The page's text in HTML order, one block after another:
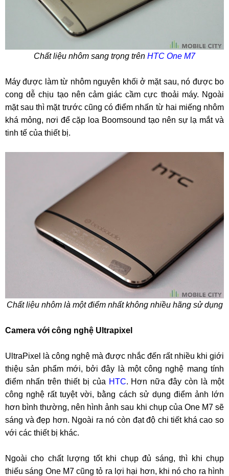
Chất liệu nhôm sang trọng trên HTC One M7
Máy được làm từ nhôm nguyên khối ở mặt sau, nó được bo
cong dễ chịu tạo nên cảm giác cầm cực thoải máy. Ngoài
mặt sau thì mặt trước cũng có điểm nhấn từ hai miếng nhôm
khá mỏng, nơi để cặp loa Boomsound tạo nên sự lạ mắt và
tinh tế của thiết bị.
Chất liệu nhôm là một điểm nhất không nhiều hãng sử dụng
Camera với công nghệ Ultrapixel
UltraPixel là công nghệ mà được nhắc đến rất nhiều khi giới
thiệu sản phẩm mới, bởi đây là một công nghệ mang tính
điểm nhấn trên thiết bị của HTC. Hơn nữa đây còn là một
công nghệ rất tuyệt vời, bằng cách sử dụng điểm ảnh lớn
hơn bình thường, nên hình ảnh sau khi chụp của One M7 sẽ
sáng và đẹp hơn. Ngoài ra nó còn đạt độ chi tiết khá cao so
với các thiết bị khác.
Ngoài cho chất lượng tốt khi chụp đủ sáng, thì khi chụp
thiếu sáng One M7 cũng tỏ ra lợi hại hơn, khi nó cho ra hình